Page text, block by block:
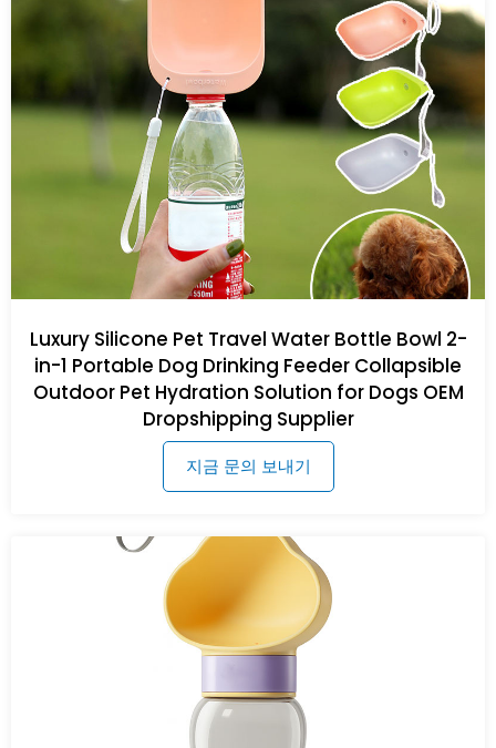
Luxury Silicone Pet Travel Water Bottle Bowl 2-
in-1 Portable Dog Drinking Feeder Collapsible
Outdoor Pet Hydration Solution for Dogs OEM
Dropshipping Supplier
지금 문의 보내기